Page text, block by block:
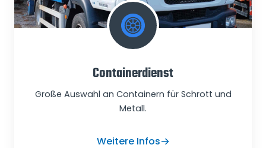
Containerdienst
Große Auswahl an Containern für Schrott und
Metall.
Weitere Infos